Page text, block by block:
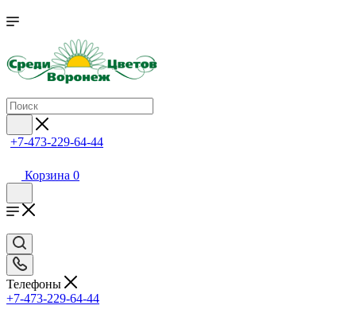
+7-473-229-64-44
Корзина 0
Телефоны
+7-473-229-64-44